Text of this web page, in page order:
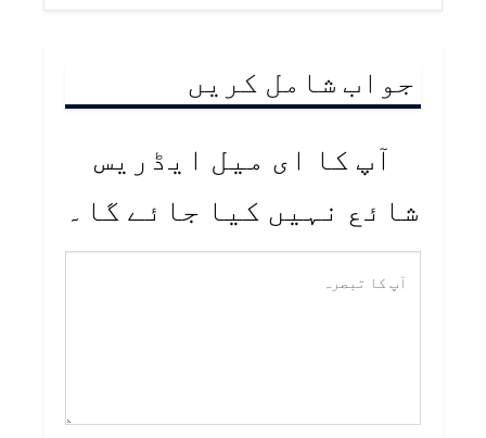
جواب شامل کریں
آپ کا ای میل ایڈریس
شائع نہیں کیا جائے گا۔